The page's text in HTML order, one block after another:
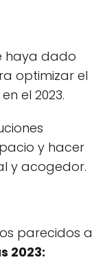
haya dado
optimizar el
el 2023.
y hacer
y acogedor.
parecidos a
2023: